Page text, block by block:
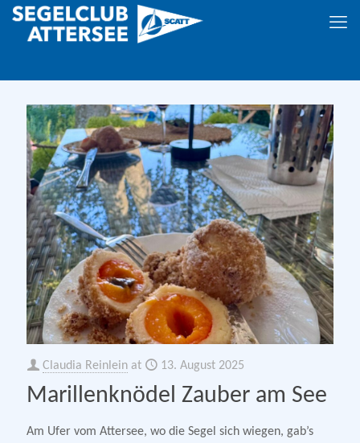
Claudia Reinlein at 13. August 2025
Marillenknödel Zauber am See
Am Ufer vom Attersee, wo die Segel sich wiegen, gab’s